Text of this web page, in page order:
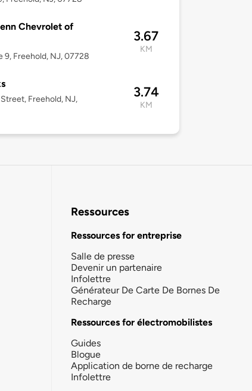
Chevrolet of
9, Freehold, NJ, 07728
3.67
KM
Freehold, NJ,
3.74
KM
Ressources
Ressources for entreprise
Salle de presse
Devenir un partenaire
Infolettre
Générateur De Carte De Bornes De
Recharge
Ressources for électromobilistes
Guides
Blogue
Application de borne de recharge
Infolettre